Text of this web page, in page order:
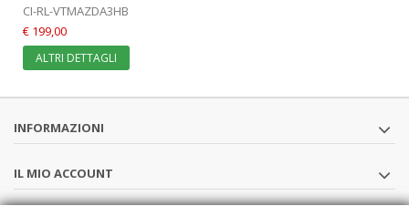
CI-RL-VTMAZDA3HB
€ 199,00
ALTRI DETTAGLI
INFORMAZIONI
IL MIO ACCOUNT